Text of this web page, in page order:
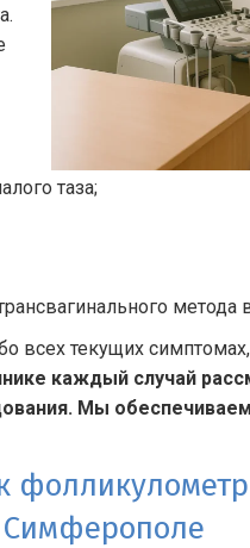
таза;
метода
всех текущих
каждый случай
Мы
Симферополе